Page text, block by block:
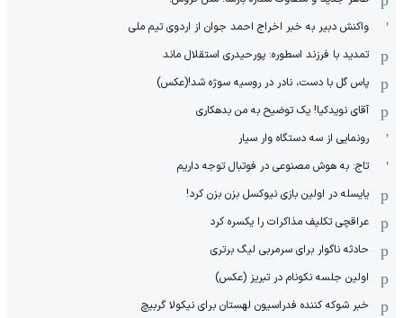
واکنش دبیر به خبر اخراج احمد جوان از اردوی تیم ملی
تمدید با فرزند اسطوره: پورحیدری استقلال ماند
پاس گل با دست، نادر در روسیه سوژه شد!(عکس)
آقای نویدکیا! یک توضیح به من بدهکاری
رونمایی از سه دستگاه وار سیار
تاج: به هوش مصنوعی در فوتبال توجه داریم
یایسله در اولین بازی نیوکسل بزن بزن کرد!
عراقچی تکلیف مذاکرات را یکسره کرد
حادثه ناگوار برای سرمربی لیگ برتری
اولین جلسه نکونام در تبریز (عکس)
خبر شوکه کننده فدراسیون لهستان برای نیکولا گربیچ